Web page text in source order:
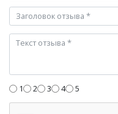
1 2 3 4 5